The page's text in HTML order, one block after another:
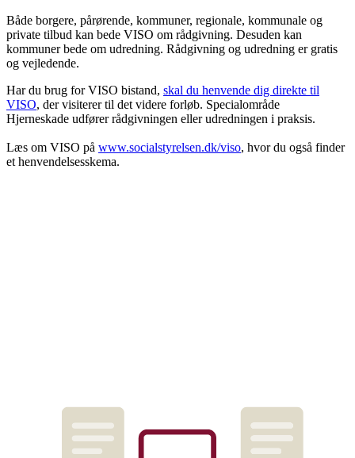
Både borgere, pårørende, kommuner, regionale, kommunale og
private tilbud kan bede VISO om rådgivning. Desuden kan
kommuner bede om udredning. Rådgivning og udredning er gratis
og vejledende.
Har du brug for VISO bistand, skal du henvende dig direkte til
VISO, der visiterer til det videre forløb. Specialområde
Hjerneskade udfører rådgivningen eller udredningen i praksis.
Læs om VISO på www.socialstyrelsen.dk/viso, hvor du også finder
et henvendelsesskema.